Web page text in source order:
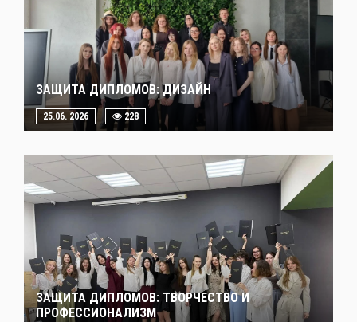
ЗАЩИТА ДИПЛОМОВ: ДИЗАЙН
25.06. 2026 228
ЗАЩИТА ДИПЛОМОВ: ТВОРЧЕСТВО И
ПРОФЕССИОНАЛИЗМ